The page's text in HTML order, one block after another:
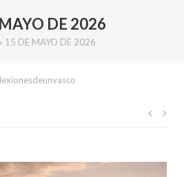
DE 2026
» 15 DE MAYO DE 2026